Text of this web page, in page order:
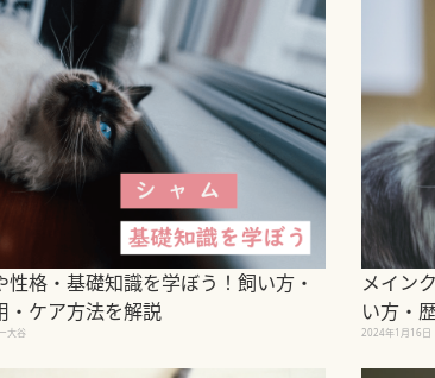
性格・基礎知識を学ぼう！飼い方・
・ケア方法を解説
大谷
メイン
い方・
2024年1月16日